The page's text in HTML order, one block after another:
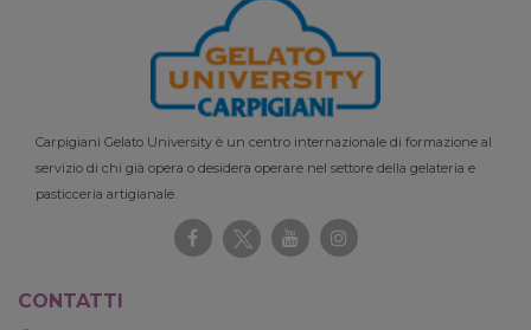
Carpigiani Gelato University è un centro internazionale di formazione al
servizio di chi già opera o desidera operare nel settore della gelateria e
pasticceria artigianale.
CONTATTI